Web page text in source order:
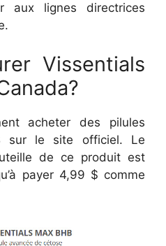
aux lignes directrices
Vissentials
acheter des pilules
sur le site officiel. Le
de ce produit est
payer 4,99 $ comme